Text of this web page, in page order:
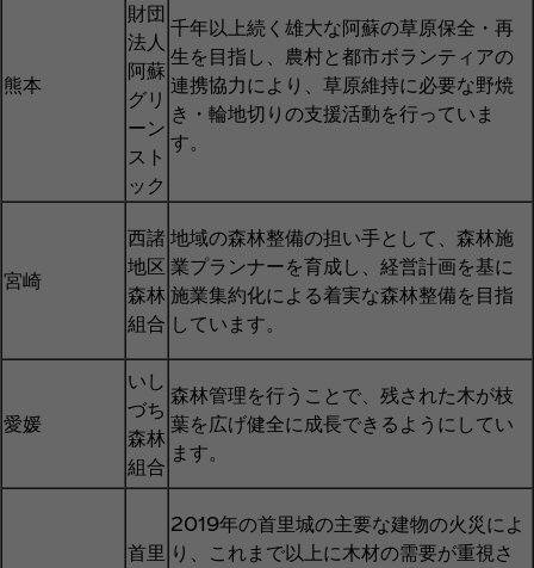
熊本
財団
法人
阿蘇
グリ
ーン
スト
ック
千年以上続く雄大な阿蘇の草原保全・再
生を目指し、農村と都市ボランティアの
連携協力により、草原維持に必要な野焼
き・輪地切りの支援活動を行っていま
す。
宮崎
西諸
地区
森林
組合
地域の森林整備の担い手として、森林施
業プランナーを育成し、経営計画を基に
施業集約化による着実な森林整備を目指
しています。
愛媛
いし
づち
森林
組合
森林管理を行うことで、残された木が枝
葉を広げ健全に成長できるようにしてい
ます。
首里
2019年の首里城の主要な建物の火災によ
り、これまで以上に木材の需要が重視さ